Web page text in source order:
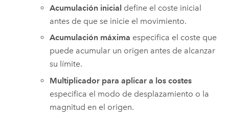
Acumulación inicial define el coste inicial
antes de que se inicie el movimiento.
Acumulación máxima especifica el coste que
puede acumular un origen antes de alcanzar
su límite.
Multiplicador para aplicar a los costes
especifica el modo de desplazamiento o la
magnitud en el origen.